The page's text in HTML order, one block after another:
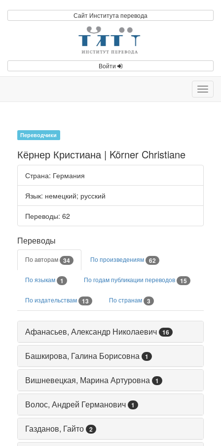
Сайт Института перевода
Войти
Переводчики
Кёрнер Кристиана | Körner Christiane
Страна: Германия
Язык: немецкий; русский
Переводы: 62
Переводы
По авторам 34 По произведениям 62
По языкам 1 По годам публикации переводов 15
По издательствам 13 По странам 3
Афанасьев, Александр Николаевич 16
Башкирова, Галина Борисовна 1
Вишневецкая, Марина Артуровна 1
Волос, Андрей Германович 1
Газданов, Гайто 2